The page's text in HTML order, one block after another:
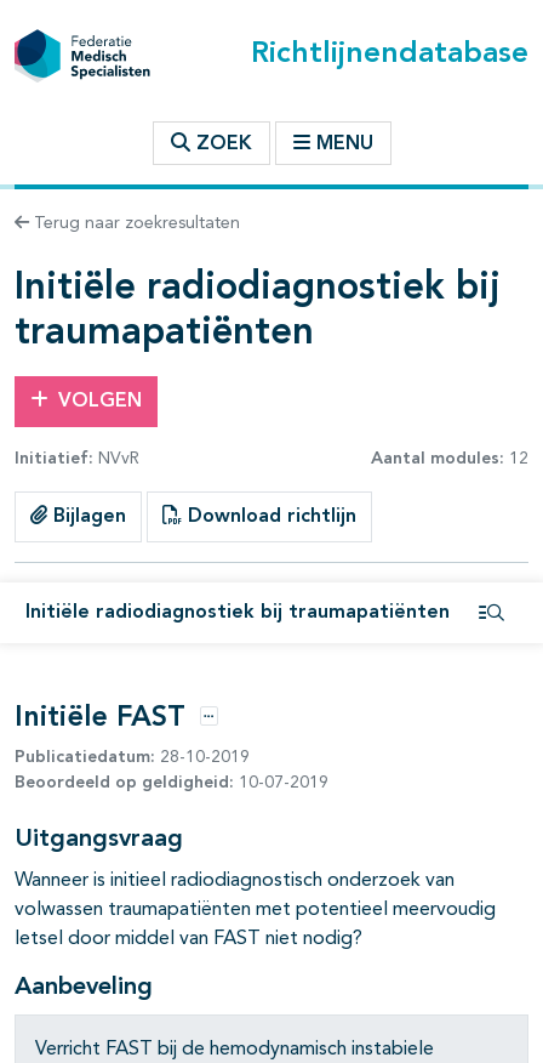
Richtlijnendatabase
ZOEK MENU
Terug naar zoekresultaten
Initiële radiodiagnostiek bij
traumapatiënten
VOLGEN
Initiatief: NVvR Aantal modules: 12
Bijlagen Download richtlijn
Initiële radiodiagnostiek bij traumapatiënten
Initiële FAST Opties
Publicatiedatum: 28-10-2019
Beoordeeld op geldigheid: 10-07-2019
Uitgangsvraag
Wanneer is initieel radiodiagnostisch onderzoek van
volwassen traumapatiënten met potentieel meervoudig
letsel door middel van FAST niet nodig?
Aanbeveling
Verricht FAST bij de hemodynamisch instabiele